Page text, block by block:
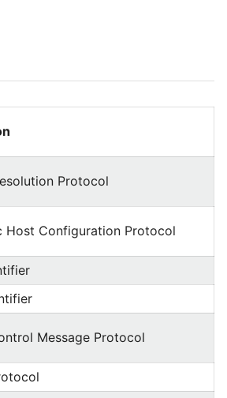
Protocol
Host Configuration Protocol
Message Protocol